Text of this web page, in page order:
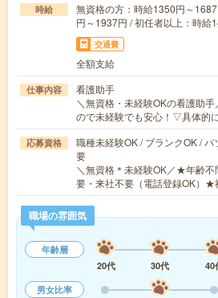
時給
無資格の方：時給1350円～
円～1937円 / 初任者以上：時給
交通費
全額支給
仕事内容
看護助手
＼無資格・未経験OKの看護助
ので未経験でも安心！▽具体的
応募資格
職種未経験OK / ブランクOK /
要
＼無資格＊未経験OK／★年齢
要・来社不要（電話登録OK）
職場の雰囲気
年齢層
20代
30代 40
男女比率